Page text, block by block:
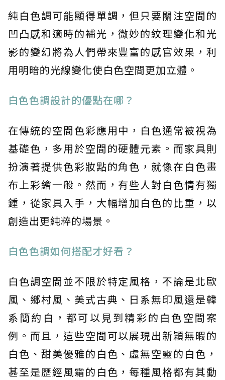
純白色調可能顯得單調，但只要關注空間的
凹凸感和適時的補光，微妙的紋理變化和光
影的變幻將為人們帶來豐富的感官效果，利
用明暗的光線變化使白色空間更加立體。
白色色調設計的優點在哪？
在傳統的空間色彩應用中，白色通常被視為
基礎色，多用於空間的硬體元素。而家具則
扮演著提供色彩妝點的角色，就像在白色畫
布上彩繪一般。然而，有些人對白色情有獨
鍾，從家具入手，大幅增加白色的比重，以
創造出更純粹的場景。
白色色調如何搭配才好看？
白色調空間並不限於特定風格，不論是北歐
風、鄉村風、美式古典、日系無印風還是韓
系簡約白，都可以見到精彩的白色空間案
例。而且，這些空間可以展現出新穎無暇的
白色、甜美優雅的白色、虛無空靈的白色，
甚至是歷經風霜的白色，每種風格都有其動